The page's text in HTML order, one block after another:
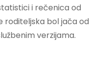
i rečenica od
roditeljska bol jača od
verzijama.